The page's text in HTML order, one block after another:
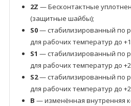
2Z — Бесконтактные
(защитные шайбы);
S0— стабилизированный по
для рабочих температур до
S1 — стабилизированный по
для рабочих температур до
S2— стабилизированный по
для рабочих температур до
B — изменённая внутренняя